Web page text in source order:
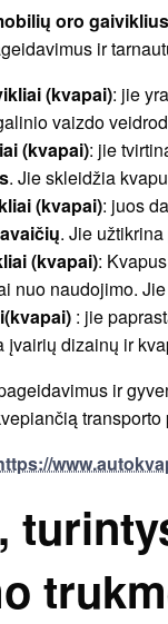
oro gaiviklius
ir
(kvapai): jie
vaizdo
(kvapai): jie
. Jie skleidžia
(kvapai): juos
. Jie
(kvapai):
nuo naudojimo.
: jie
įvairių dizainų ir
ir
transporto